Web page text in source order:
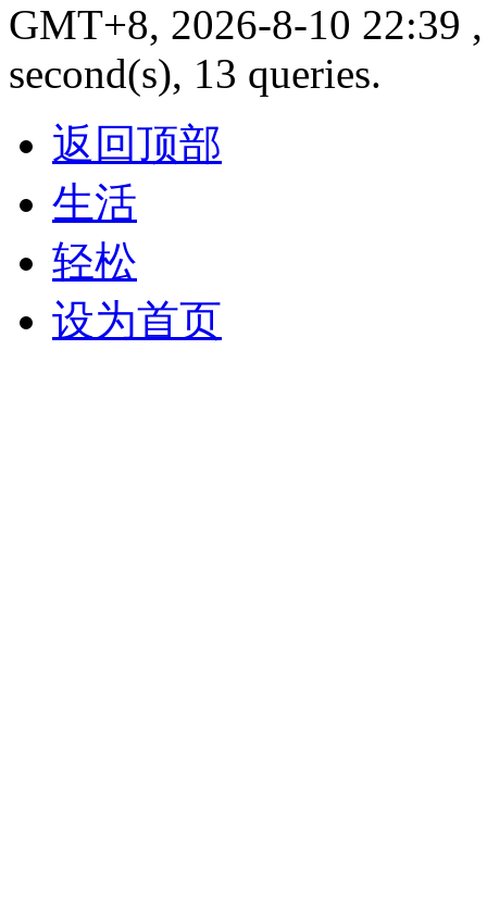
GMT+8, 2026-8-10 22:39
second(s), 13 queries.
返回顶部
生活
轻松
设为首页